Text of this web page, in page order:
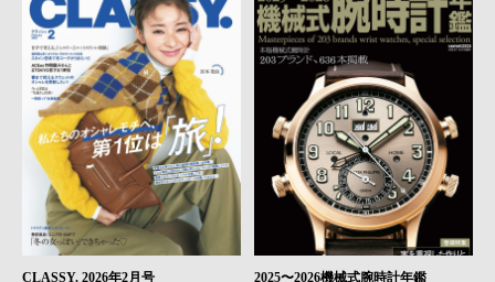
CLASSY. 2026年2月号
2025〜2026機械式腕時計年鑑